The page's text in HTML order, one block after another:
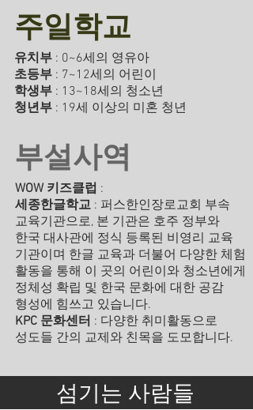
주일학교
유치부 : 0~6세의 영유아
초등부 : 7~12세의 어린이
학생부 : 13~18세의 청소년
청년부 : 19세 이상의 미혼 청년
부설사역
WOW 키즈클럽 :
세종한글학교 : 퍼스한인장로교회 부속
교육기관으로, 본 기관은 호주 정부와
한국 대사관에 정식 등록된 비영리 교육
기관이며 한글 교육과 더불어 다양한 체험
활동을 통해 이 곳의 어린이와 청소년에게
정체성 확립 및 한국 문화에 대한 공감
형성에 힘쓰고 있습니다.
KPC 문화센터 : 다양한 취미활동으로
성도들 간의 교제와 친목을 도모합니다.
​섬기는 사람들